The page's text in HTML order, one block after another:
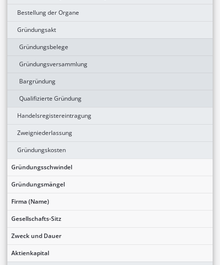
Bestellung der Organe
Gründungsakt
Gründungsbelege
Gründungsversammlung
Bargründung
Qualifizierte Gründung
Handelsregistereintragung
Zweigniederlassung
Gründungskosten
Gründungsschwindel
Gründungsmängel
Firma (Name)
Gesellschafts-Sitz
Zweck und Dauer
Aktienkapital